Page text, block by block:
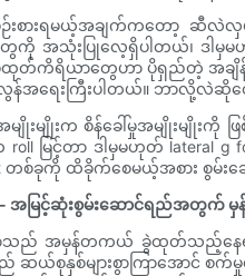
စားရမယ့်အချက်ကတော့ ဆီလဲလှယ်
အသုံးပြုလေ့ရှိပါတယ်၊ ဒါမှမဟု
စ်ထုတ်ကိရိယာတွေဟာ ပိုရှည်တဲ့ အချိ
ေးကြီးပါတယ်။ ဘာလို့လဲဆိုတေ
ျိုးမျိုးက စိန်ခေါ်မှုအမျိုးမျိုး
roll မြင့်တာ ဒါမှမဟုတ် lateral
စ်ခုကို ထိခိုက်စေမယ့်အစား စွမ်းဆေ
မြင့်ဆုံးစွမ်းဆောင်ရည်အတွက် မှန်က
အမှန်တကယ် ခွဲထုတ်သည့်နေရာဖြ
စုနှစ်များစွာကြာအောင် စက်